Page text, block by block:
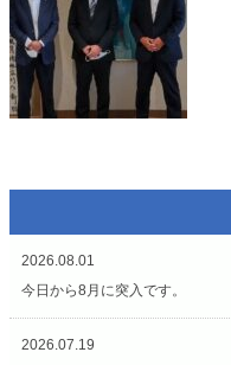
2026.08.01
今日から8月に突入です。
2026.07.19